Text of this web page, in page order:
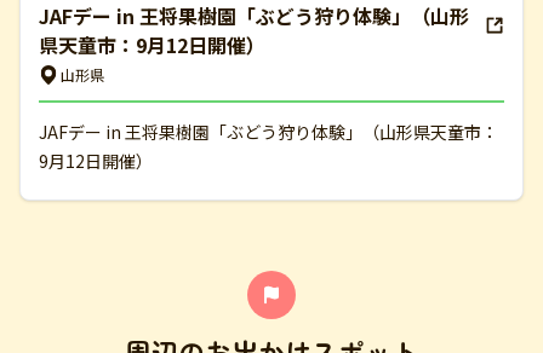
JAFデー in 王将果樹園「ぶどう狩り体験」（山形
県天童市：9月12日開催）
山形県
JAFデー in 王将果樹園「ぶどう狩り体験」（山形県天童市：
9月12日開催）